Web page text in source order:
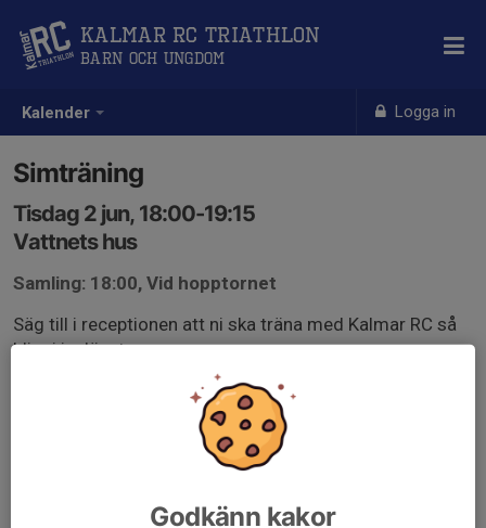
Kalender Logga in
Kalmar RC Triathlon
Barn och Ungdom
Simträning
Tisdag 2 jun, 18:00-19:15
Vattnets hus
Samling: 18:00, Vid hopptornet
Säg till i receptionen att ni ska träna med Kalmar RC så
blir ni insläppta.
Godkänn kakor